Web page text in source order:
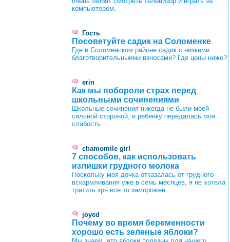
компьютером.
Гость
Посоветуйте садик на Соломенке
Где в Соломенском районе садик с низкими
благотворительныими взносами? Где цены ниже?
erin
Как мы побороли страх перед
школьными сочинениями
Школьные сочинения никогда не были моей
сильной стороной, и ребенку передалась моя
слабость.
chamomile girl
7 способов, как использовать
излишки грудного молока
Поскольку моя дочка отказалась от грудного
вскармливания уже в семь месяцев, я не хотела
тратить зря все то заморожен
joyed
Почему во время беременности
хорошо есть зеленые яблоки?